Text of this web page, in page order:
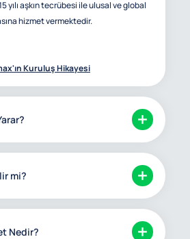
yılı aşkın tecrübesi ile ulusal ve global
hizmet vermektedir.
Kuruluş Hikayesi
mi?
Nedir?